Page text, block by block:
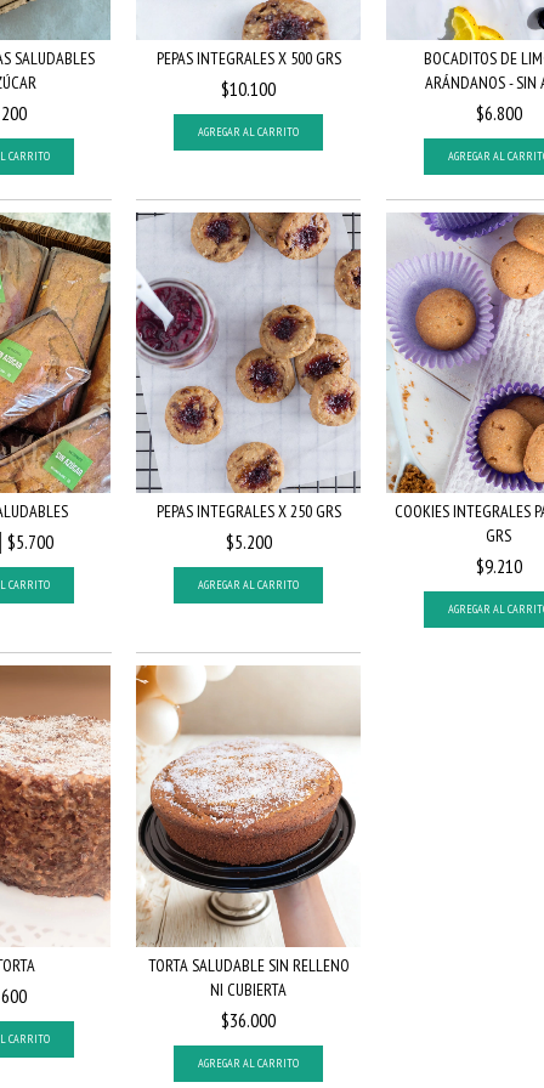
SALUDABLES
PEPAS INTEGRALES X 500 GRS
$10.100
AGREGAR AL CARRITO
BOCADITOS DE
ARÁNDANOS - SIN
$6.800
$5.700
CARRITO
PEPAS INTEGRALES X 250 GRS
$5.200
AGREGAR AL CARRITO
COOKIES INTEGRALES
GRS
$9.210
AGREGAR AL
CARRITO
TORTA SALUDABLE SIN RELLENO
NI CUBIERTA
$36.000
AGREGAR AL CARRITO